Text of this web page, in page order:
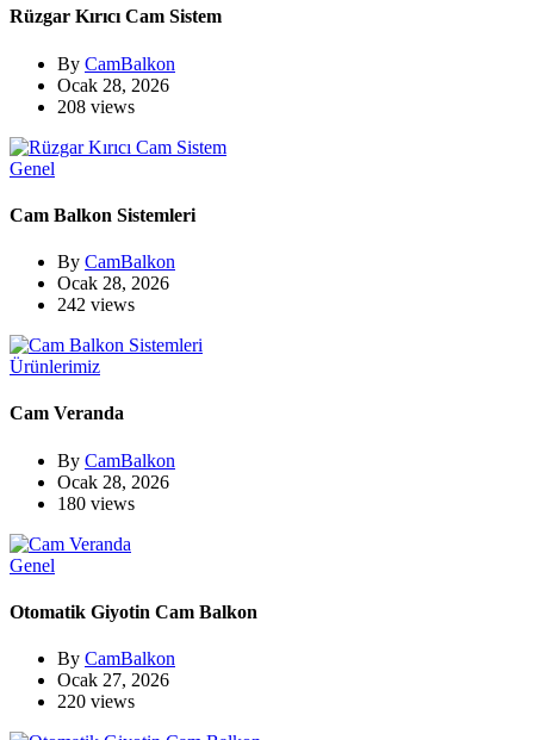
Rüzgar Kırıcı Cam Sistem
By CamBalkon
Ocak 28, 2026
208 views
Genel
Cam Balkon Sistemleri
By CamBalkon
Ocak 28, 2026
242 views
Ürünlerimiz
Cam Veranda
By CamBalkon
Ocak 28, 2026
180 views
Genel
Otomatik Giyotin Cam Balkon
By CamBalkon
Ocak 27, 2026
220 views